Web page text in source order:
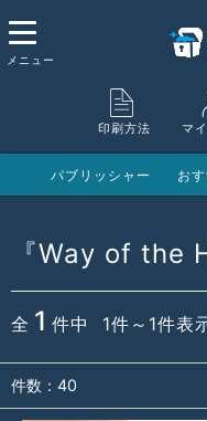
印刷方法 マ
パブリッシャー お
『Way of the
全 1 件中 1件～1件表